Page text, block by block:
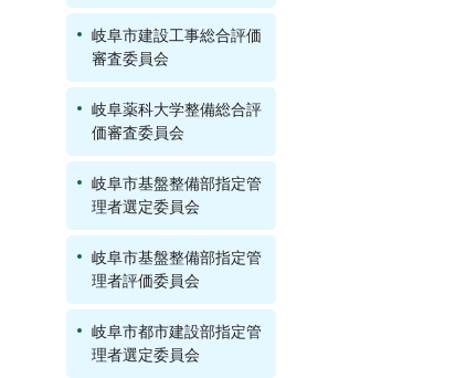
岐阜市建設工事総合評価
審査委員会
岐阜薬科大学整備総合評
価審査委員会
岐阜市基盤整備部指定管
理者選定委員会
岐阜市基盤整備部指定管
理者評価委員会
岐阜市都市建設部指定管
理者選定委員会